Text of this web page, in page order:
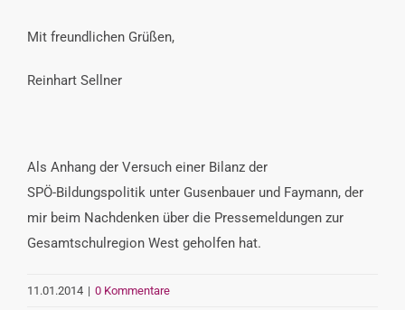
Mit freundlichen Grüßen,
Reinhart Sellner
Als Anhang der Versuch einer Bilanz der
SPÖ-Bildungspolitik unter Gusenbauer und Faymann, der
mir beim Nachdenken über die Pressemeldungen zur
Gesamtschulregion West geholfen hat.
11.01.2014 | 0 Kommentare